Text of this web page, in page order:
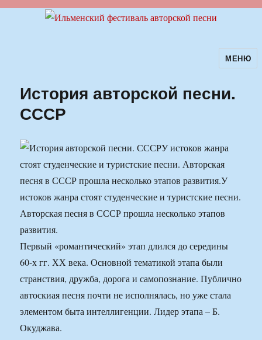
Ильменский фестиваль авторскойМЕНЮ
История авторской песни.
СССР
У истоков жанра
стоят студенческие и туристские песни. Авторская
песня в СССР прошла несколько этапов развития.У
истоков жанра стоят студенческие и туристские песни.
Авторская песня в СССР прошла несколько этапов
развития.
Первый «романтический» этап длился до середины
60-х гг. ХХ века. Основной тематикой этапа были
странствия, дружба, дорога и самопознание. Публично
автоскиая песня почти не исполнялась, но уже стала
элементом быта интеллигенции. Лидер этапа – Б.
Окуджава.